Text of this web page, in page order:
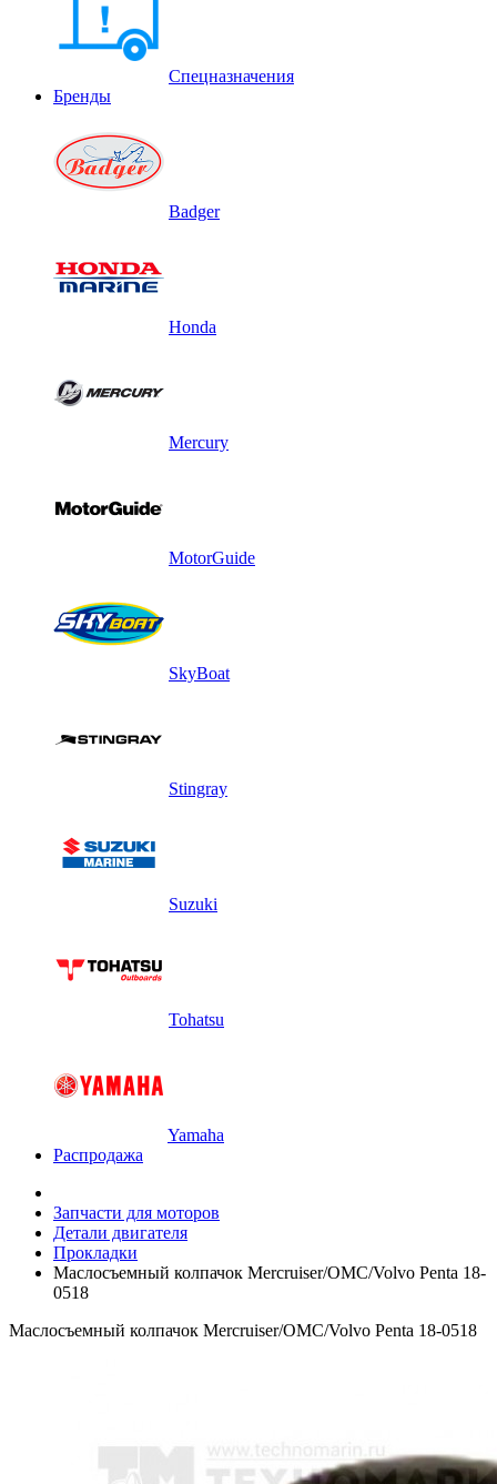
Спецназначения
Бренды
Badger
Honda
Mercury
MotorGuide
SkyBoat
Stingray
Suzuki
Tohatsu
Yamaha
Распродажа
Запчасти для моторов
Детали двигателя
Прокладки
Маслосъемный колпачок Mercruiser/OMC/Volvo Penta 18-
0518
Маслосъемный колпачок Mercruiser/OMC/Volvo Penta 18-0518